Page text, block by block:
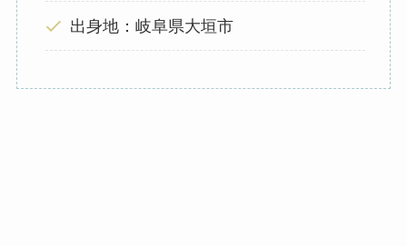
出身地：岐阜県大垣市